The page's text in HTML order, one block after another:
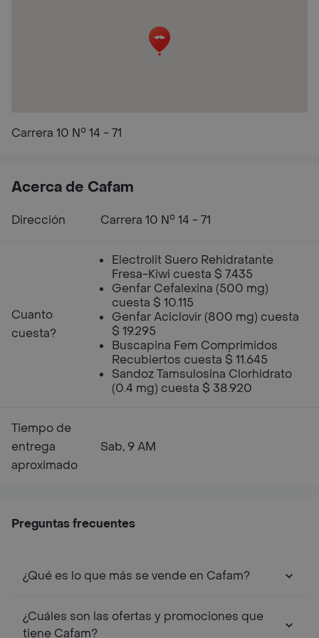
Carrera 10 N° 14 - 71
Acerca de Cafam
Dirección Carrera 10 N° 14 - 71
Cuanto
cuesta?
Electrolit Suero Rehidratante
Fresa-Kiwi cuesta $ 7.435
Genfar Cefalexina (500 mg)
cuesta $ 10.115
Genfar Aciclovir (800 mg) cuesta
$ 19.295
Buscapina Fem Comprimidos
Recubiertos cuesta $ 11.645
Sandoz Tamsulosina Clorhidrato
(0.4 mg) cuesta $ 38.920
Tiempo de
entrega
aproximado
Sab, 9 AM
Preguntas frecuentes
¿Qué es lo que más se vende en Cafam?
¿Cuáles son las ofertas y promociones que
tiene Cafam?